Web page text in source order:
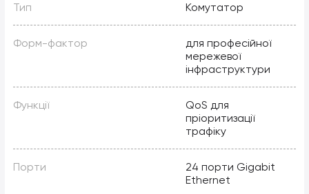
Тип
Комутатор
Форм-фактор
для професійної
мережевої
інфраструктури
Функції
QoS для
пріоритизації
трафіку
Порти
24 порти Gigabit
Ethernet